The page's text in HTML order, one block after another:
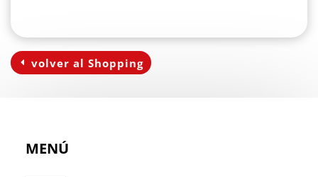
volver al Shopping
MENÚ